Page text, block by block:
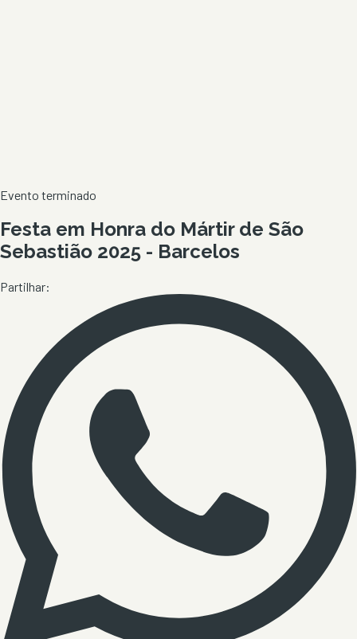
Evento terminado
Festa em Honra do Mártir de São
Sebastião 2025 - Barcelos
Partilhar: